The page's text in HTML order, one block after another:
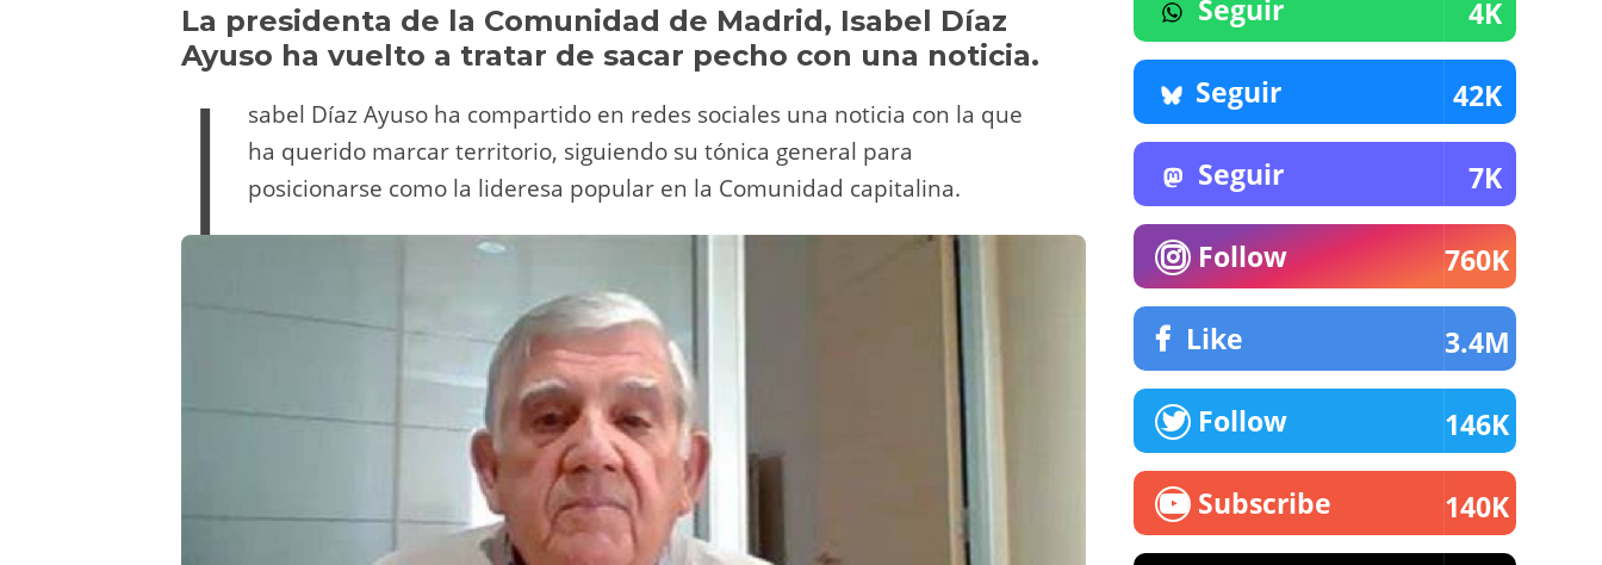
y d
o
n
a
m
A
p
p
b
o
o
k
t
Li
n
k
ar
tir
La presidenta de la Comunidad de Madrid, Isabel Díaz
Ayuso ha vuelto a tratar de sacar pecho con una noticia.
I
sabel Díaz Ayuso ha compartido en redes sociales una noticia con la que
ha querido marcar territorio, siguiendo su tónica general para
posicionarse como la lideresa popular en la Comunidad capitalina.
Seguir 4K
Seguir 42K
Seguir 7K
Follow 760K
Like 3.4M
Follow 146K
Subscribe 140K